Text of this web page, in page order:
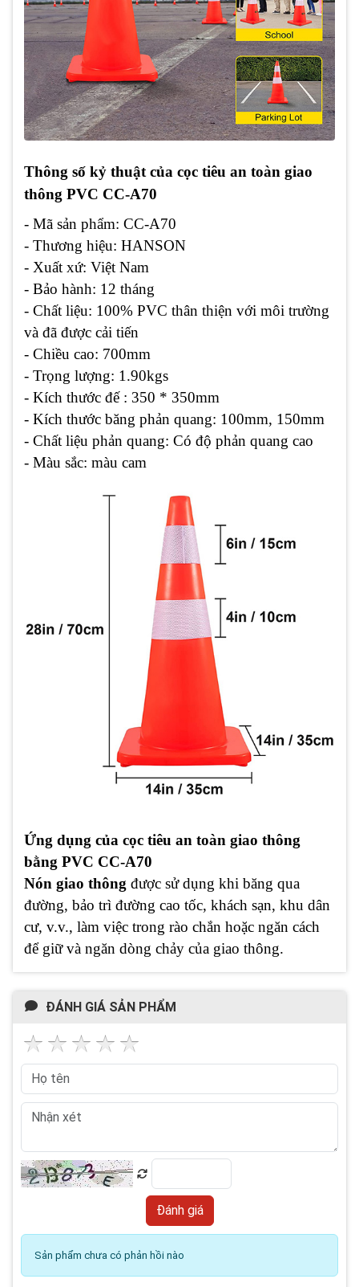
Thông số kỷ thuật của cọc tiêu an toàn giao
thông PVC CC-A70
- Mã sản phẩm: CC-A70
- Thương hiệu: HANSON
- Xuất xứ: Việt Nam
- Bảo hành: 12 tháng
- Chất liệu: 100% PVC thân thiện với môi trường
và đã được cải tiến
- Chiều cao: 700mm
- Trọng lượng: 1.90kgs
- Kích thước đế : 350 * 350mm
- Kích thước băng phản quang: 100mm, 150mm
- Chất liệu phản quang: Có độ phản quang cao
- Màu sắc: màu cam
Ứng dụng của cọc tiêu an toàn giao thông
bằng PVC CC-A70
Nón giao thông được sử dụng khi băng qua
đường, bảo trì đường cao tốc, khách sạn, khu dân
cư, v.v., làm việc trong rào chắn hoặc ngăn cách
để giữ và ngăn dòng chảy của giao thông.
ĐÁNH GIÁ SẢN PHẨM
Sản phẩm chưa có phản hồi nào